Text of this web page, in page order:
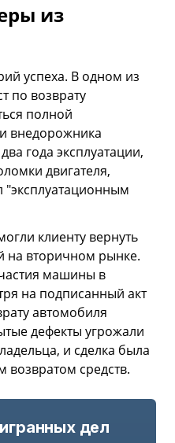
из
успеха. В одном из
по возврату
полной
внедорожника
года эксплуатации,
двигателя,
"эксплуатационным
клиенту вернуть
на вторичном рынке.
машины в
на подписанный акт
автомобиля
дефекты угрожали
и сделка была
средств.
дел